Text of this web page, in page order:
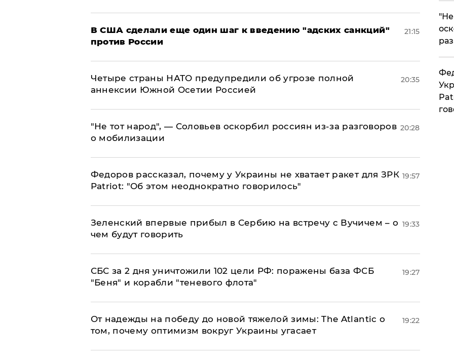
В США сделали еще один шаг к введению "адских санкций"
против России
21:15
Четыре страны НАТО предупредили об угрозе полной
аннексии Южной Осетии Россией
20:35
​"Не тот народ", — Соловьев оскорбил россиян из-за разговоров
о мобилизации
20:28
Федоров рассказал, почему у Украины не хватает ракет для ЗРК
Patriot: "Об этом неоднократно говорилось"
19:57
Зеленский впервые прибыл в Сербию на встречу с Вучичем – о
чем будут говорить
19:33
СБС за 2 дня уничтожили 102 цели РФ: поражены база ФСБ
"Беня" и корабли "теневого флота"
19:27
От надежды на победу до новой тяжелой зимы: The Atlantic о
том, почему оптимизм вокруг Украины угасает
19:22